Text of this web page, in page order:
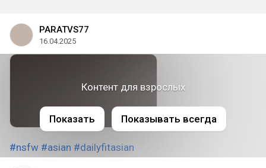
PARATVS77
16.04.2025
#nsfw #asian #dailyfitasian
Контент для взрослых
Показать Показывать всегда